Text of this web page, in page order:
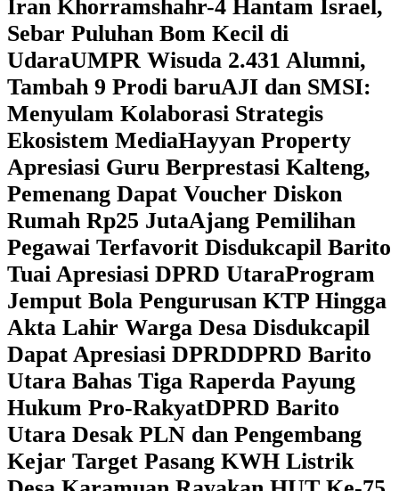
Iran Khorramshahr-4 Hantam Israel,
Sebar Puluhan Bom Kecil di
UdaraUMPR Wisuda 2.431 Alumni,
Tambah 9 Prodi baruAJI dan SMSI:
Menyulam Kolaborasi Strategis
Ekosistem MediaHayyan Property
Apresiasi Guru Berprestasi Kalteng,
Pemenang Dapat Voucher Diskon
Rumah Rp25 JutaAjang Pemilihan
Pegawai Terfavorit Disdukcapil Barito
Tuai Apresiasi DPRD UtaraProgram
Jemput Bola Pengurusan KTP Hingga
Akta Lahir Warga Desa Disdukcapil
Dapat Apresiasi DPRDDPRD Barito
Utara Bahas Tiga Raperda Payung
Hukum Pro-RakyatDPRD Barito
Utara Desak PLN dan Pengembang
Kejar Target Pasang KWH Listrik